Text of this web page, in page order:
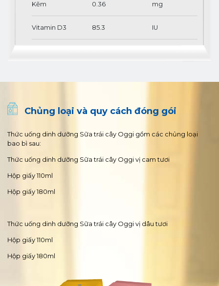
Kẽm 0.36 mg
Vitamin D3 85.3 IU
Chủng loại và quy cách đóng gói
Thức uống dinh dưỡng Sữa trái cây Oggi gồm các chủng loại
bao bì sau:
Thức uống dinh dưỡng Sữa trái cây Oggi vị cam tươi
Hộp giấy 110ml
Hộp giấy 180ml
Thức uống dinh dưỡng Sữa trái cây Oggi vị dâu tươi
Hộp giấy 110ml
Hộp giấy 180ml